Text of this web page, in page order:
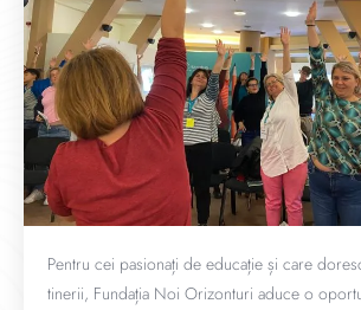
Pentru cei pasionați de educație și care
tinerii, Fundația Noi Orizonturi aduce o